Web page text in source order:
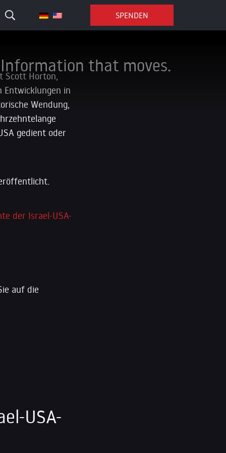
SPENDEN
Information that moves.
Scott Horton,
in
Wendung,
gedient oder
der Israel-USA-
auf die
USA-